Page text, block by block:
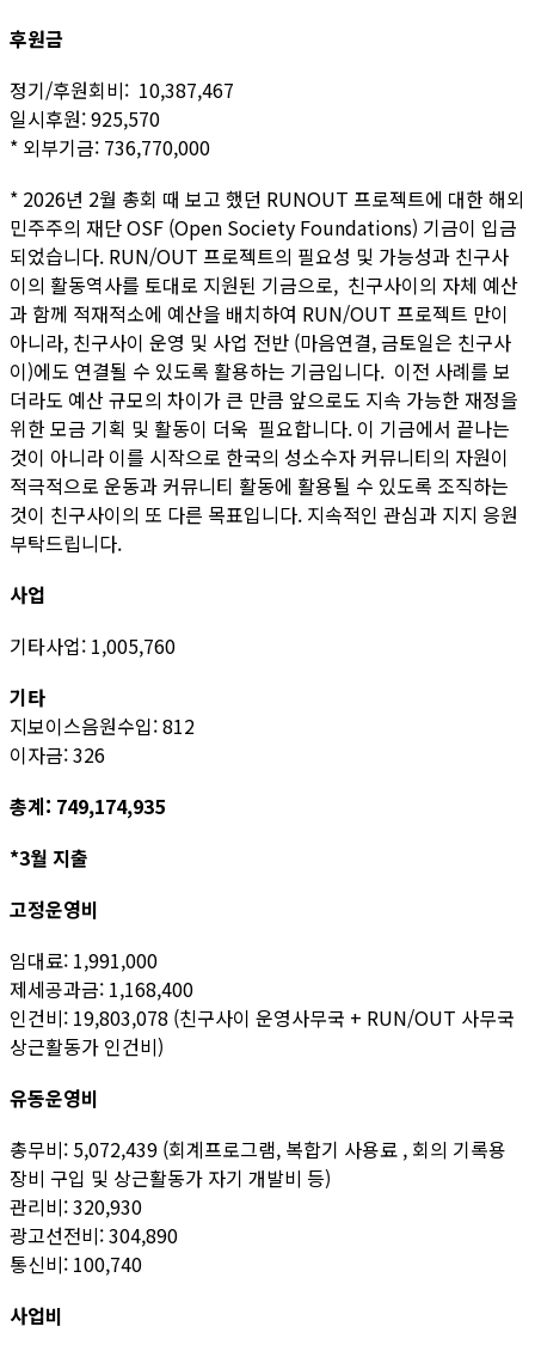
후원금
정기/후원회비: 10,387,467
일시후원: 925,570
* 외부기금: 736,770,000
* 2026년 2월 총회 때 보고 했던 RUNOUT 프로젝트에 대한 해외
민주주의 재단 OSF (Open Society Foundations) 기금이 입금
되었습니다. RUN/OUT 프로젝트의 필요성 및 가능성과 친구사
이의 활동역사를 토대로 지원된 기금으로, 친구사이의 자체 예산
과 함께 적재적소에 예산을 배치하여 RUN/OUT 프로젝트 만이
아니라, 친구사이 운영 및 사업 전반 (마음연결, 금토일은 친구사
이)에도 연결될 수 있도록 활용하는 기금입니다. 이전 사례를 보
더라도 예산 규모의 차이가 큰 만큼 앞으로도 지속 가능한 재정을
위한 모금 기획 및 활동이 더욱 필요합니다. 이 기금에서 끝나는
것이 아니라 이를 시작으로 한국의 성소수자 커뮤니티의 자원이
적극적으로 운동과 커뮤니티 활동에 활용될 수 있도록 조직하는
것이 친구사이의 또 다른 목표입니다. 지속적인 관심과 지지 응원
부탁드립니다.
사업
기타사업: 1,005,760
기타
지보이스음원수입: 812
이자금: 326
총계: 749,174,935
*3월 지출
고정운영비
임대료: 1,991,000
제세공과금: 1,168,400
인건비: 19,803,078 (친구사이 운영사무국 + RUN/OUT 사무국
상근활동가 인건비)
유동운영비
총무비: 5,072,439 (회계프로그램, 복합기 사용료 , 회의 기록용
장비 구입 및 상근활동가 자기 개발비 등)
관리비: 320,930
광고선전비: 304,890
통신비: 100,740
사업비